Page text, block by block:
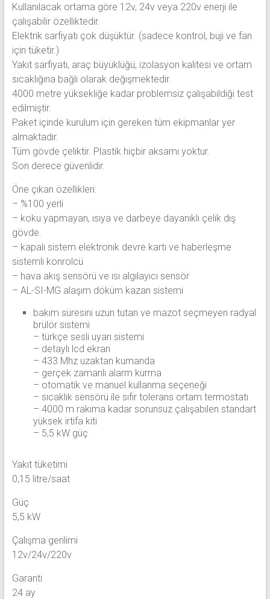
Kullanılacak ortama göre 12v, 24v veya 220v enerji ile
çalışabilir özelliktedir.
Elektrik sarfiyatı çok düşüktür. (sadece kontrol, buji ve fan
için tüketir.)
Yakıt sarfiyatı, araç büyüklüğü, izolasyon kalitesi ve ortam
sıcaklığına bağlı olarak değişmektedir.
4000 metre yüksekliğe kadar problemsiz çalışabildiği test
edilmiştir.
Paket içinde kurulum için gereken tüm ekipmanlar yer
almaktadır.
Tüm gövde çeliktir. Plastik hiçbir aksamı yoktur.
Son derece güvenlidir.
Öne çıkan özellikleri:
– %100 yerli
– koku yapmayan, ısıya ve darbeye dayanıklı çelik dış
gövde.
– kapalı sistem elektronik devre kartı ve haberleşme
sistemli konrolcü
– hava akış sensörü ve ısı algılayıcı sensör
– AL-SI-MG alaşım döküm kazan sistemi
bakım süresini uzun tutan ve mazot seçmeyen radyal
brülör sistemi
– türkçe sesli uyarı sistemi
– detaylı lcd ekran
– 433 Mhz uzaktan kumanda
– gerçek zamanlı alarm kurma
– otomatik ve manuel kullanma seçeneği
– sıcaklık sensörü ile sıfır tolerans ortam termostatı
– 4000 m rakıma kadar sorunsuz çalışabilen standart
yüksek irtifa kiti
– 5,5 kW güç
Yakıt tüketimi
0,15 litre/saat
Güç
5,5 kW
Çalışma gerilimi
12v/24v/220v
Garanti
24 ay